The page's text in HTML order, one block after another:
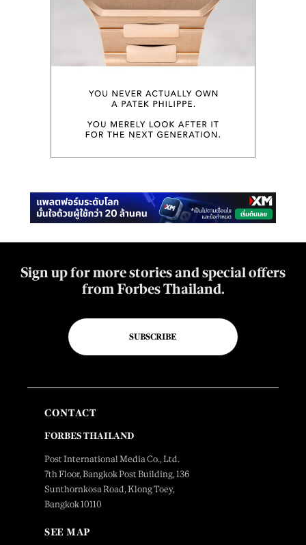
Sign up for more stories and special offers
from Forbes Thailand.
SUBSCRIBE
CONTACT
FORBES THAILAND
Post International Media Co., Ltd.
7th Floor, Bangkok Post Building, 136
Sunthornkosa Road, Klong Toey,
Bangkok 10110
SEE MAP